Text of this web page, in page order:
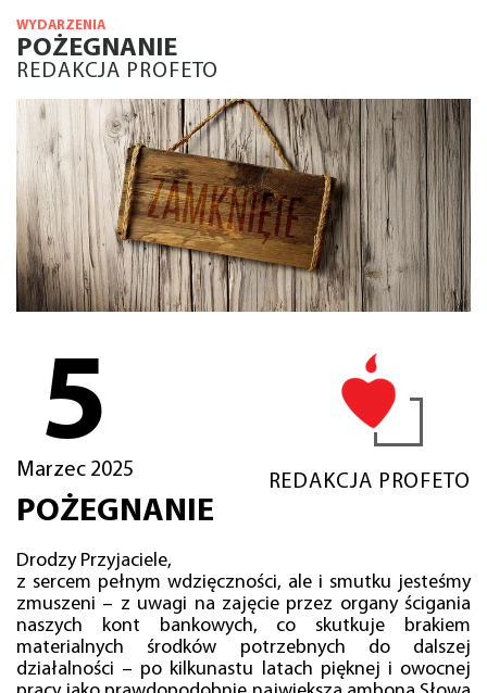
WYDARZENIA
POŻEGNANIE
REDAKCJA PROFETO
5
Marzec 2025
REDAKCJA PROFETO
POŻEGNANIE
Drodzy Przyjaciele,
z sercem pełnym wdzięczności, ale i smutku jesteśmy
zmuszeni – z uwagi na zajęcie przez organy ścigania
naszych kont bankowych, co skutkuje brakiem
materialnych środków potrzebnych do dalszej
działalności – po kilkunastu latach pięknej i owocnej